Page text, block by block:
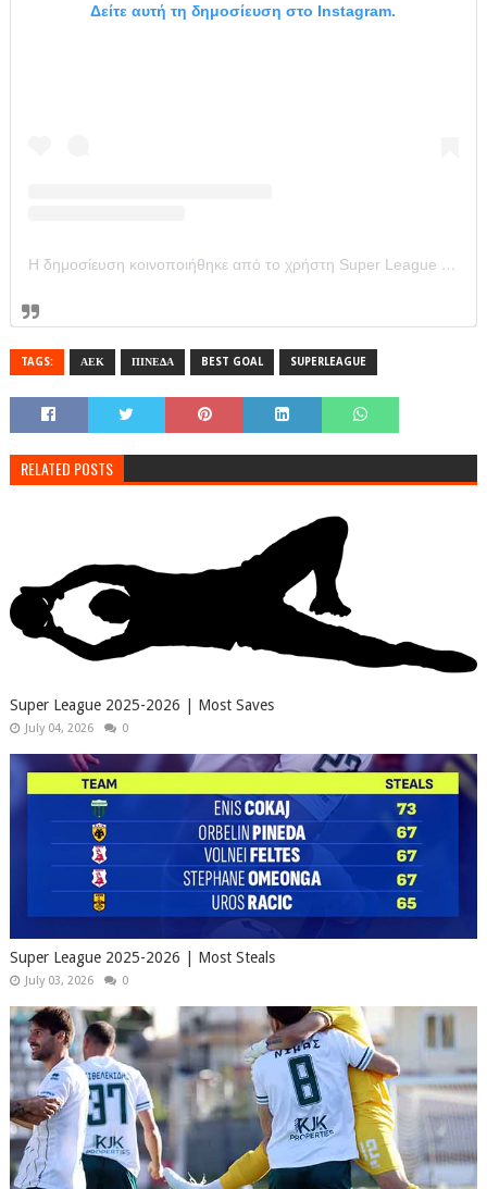
Δείτε αυτή τη δημοσίευση στο Instagram.
Η δημοσίευση κοινοποιήθηκε από το χρήστη Super League Greece (@super_league_gr)
TAGS: ΑΕΚ ΠΙΝΕΔΑ BEST GOAL SUPERLEAGUE
RELATED POSTS
Super League 2025-2026 | Most Saves
July 04, 2026 0
Super League 2025-2026 | Most Steals
July 03, 2026 0